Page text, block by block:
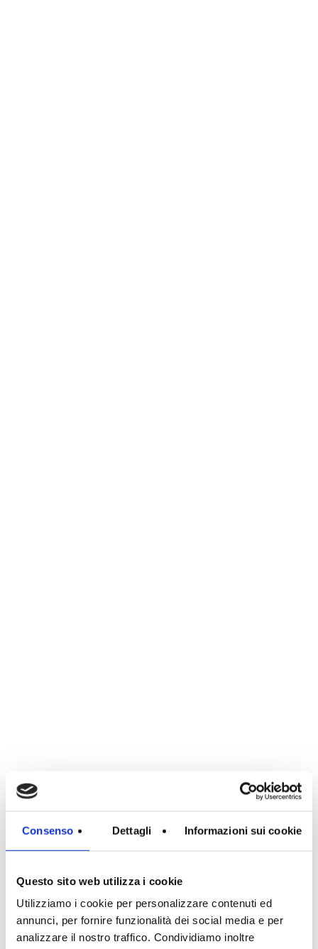
Consenso Dettagli Informazioni sui cookie
Questo sito web utilizza i cookie
Utilizziamo i cookie per personalizzare contenuti ed
annunci, per fornire funzionalità dei social media e per
analizzare il nostro traffico. Condividiamo inoltre